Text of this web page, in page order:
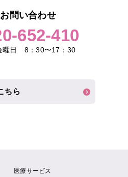
問い合わせ
652-410
曜日 8：30〜17：30
ちら
医療サービス